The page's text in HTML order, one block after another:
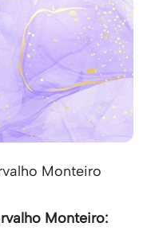
Monteiro
Monteiro: